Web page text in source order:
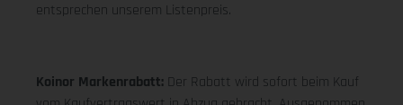
entsprechen unserem Listenpreis.
Koinor Markenrabatt: Der Rabatt wird sofort beim Kauf